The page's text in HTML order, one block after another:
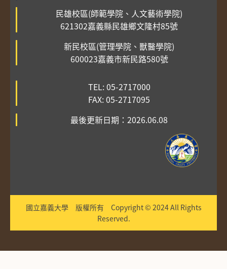
民雄校區(師範學院、人文藝術學院)
621302嘉義縣民雄鄉文隆村85號
新民校區(管理學院、獸醫學院)
600023嘉義市新民路580號
TEL: 05-2717000
FAX: 05-2717095
最後更新日期：2026.06.08
國立嘉義大學 版權所有 Copyright © 2024 All Rights
Reserved.